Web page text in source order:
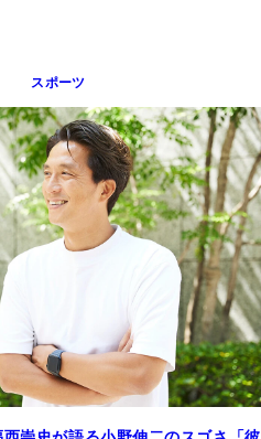
スポーツ